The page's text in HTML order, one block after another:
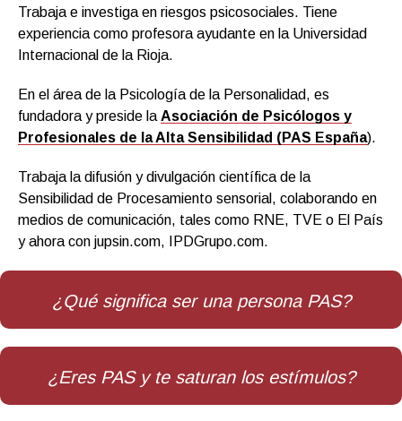
Trabaja e investiga en riesgos psicosociales. Tiene
experiencia como profesora ayudante en la Universidad
Internacional de la Rioja.
En el área de la Psicología de la Personalidad, es
fundadora y preside la Asociación de Psicólogos y
Profesionales de la Alta Sensibilidad (PAS España).
Trabaja la difusión y divulgación científica de la
Sensibilidad de Procesamiento sensorial, colaborando en
medios de comunicación, tales como RNE, TVE o El País
y ahora con jupsin.com, IPDGrupo.com.
¿Qué significa ser una persona PAS?
¿Eres PAS y te saturan los estímulos?